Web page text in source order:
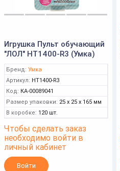
Игрушка Пульт обучающий
"ЛОЛ" HT1400-R3 (Умка)
Бренд: Умка
Артикул: HT1400-R3
Код: КА-00089041
Размер упаковки: 25 x 25 x 165 мм
В коробке: 120 шт.
Чтобы сделать заказ
необходимо войти в
личный кабинет
Войти